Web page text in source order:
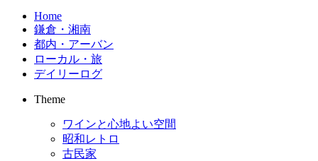
Home
鎌倉・湘南
都内・アーバン
ローカル・旅
デイリーログ
Theme
ワインと心地よい空間
昭和レトロ
古民家